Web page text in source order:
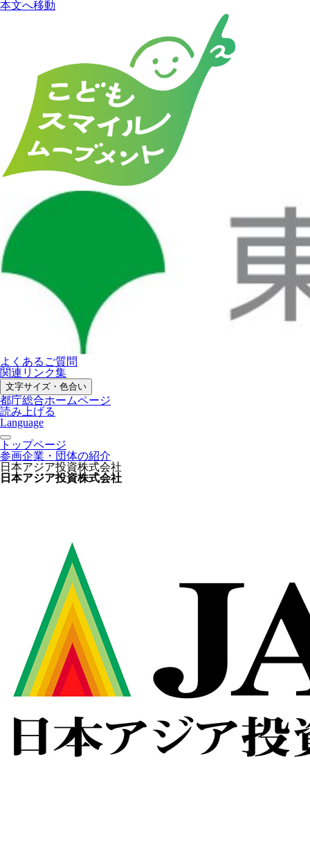
本文へ移動
よくあるご質問
関連リンク集
文字サイズ・色合い
都庁総合ホームページ
読み上げる
Language
トップページ
参画企業・団体の紹介
日本アジア投資株式会社
日本アジア投資株式会社